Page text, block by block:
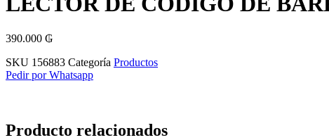
390.000 ₲
SKU 156883 Categoría Productos
Pedir por Whatsapp
Producto relacionados